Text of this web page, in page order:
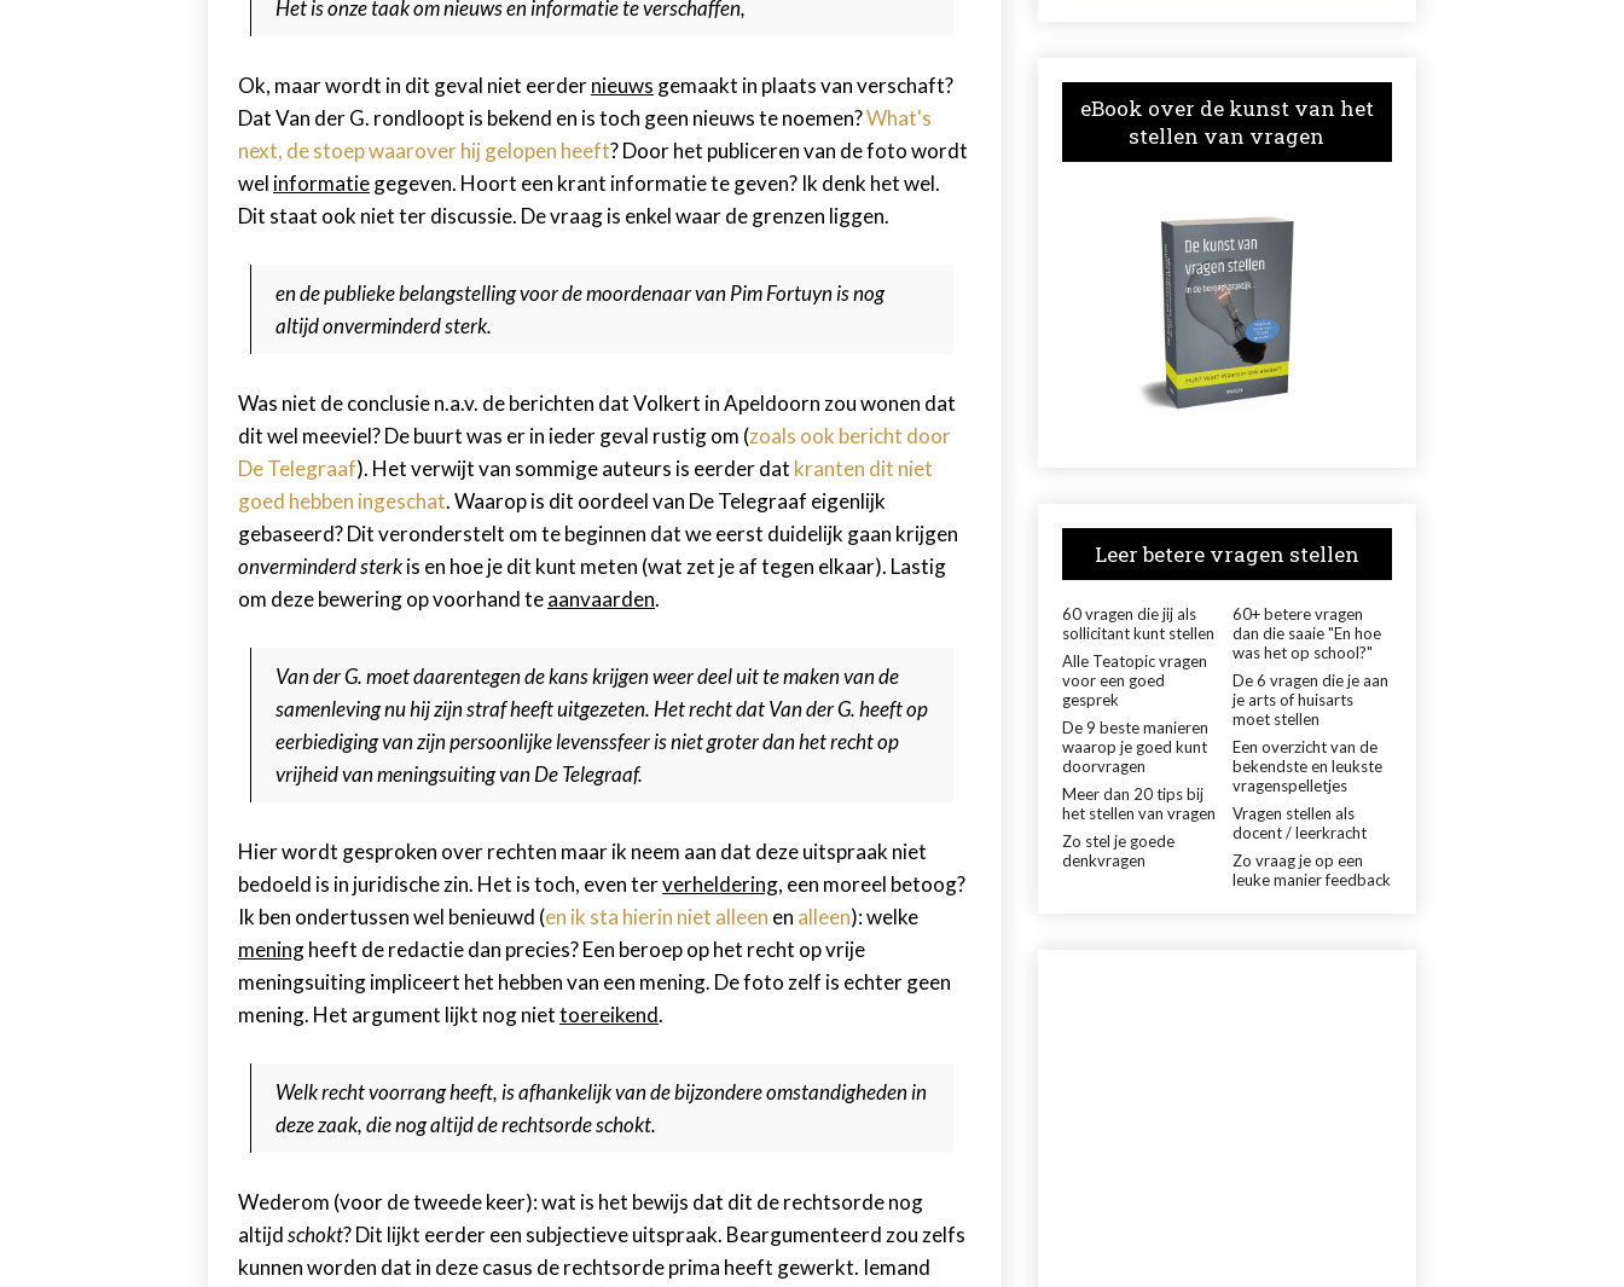
Het is onze taak om nieuws en informatie te verschaffen,
Ok, maar wordt in dit geval niet eerdernieuws gemaakt in plaats van verschaft?
Dat Van der G. rondloopt is bekend en is toch geen nieuws te noemen?What's
next, de stoep waarover hij gelopen heeft? Door het publiceren van de foto wordt
wel informatiegegeven. Hoort een krant informatie te geven? Ik denk het wel.
Dit staat ook niet ter discussie. De vraag is enkel waar de grenzen liggen.
en de publieke belangstelling voor de moordenaar van Pim Fortuyn is nog
altijd onverminderd sterk.
Was niet de conclusie n.a.v. de berichten dat Volkert in Apeldoorn zou wonen dat
dit wel meeviel? De buurt was er in ieder geval rustig om (zoals ook bericht door
De Telegraaf). Het verwijt van sommige auteurs is eerder dat kranten dit niet
goed hebben ingeschat. Waarop is dit oordeel van De Telegraaf eigenlijk
gebaseerd? Dit veronderstelt om te beginnen dat we eerst duidelijk gaan krijgen
onverminderd sterkis en hoe je dit kunt meten (wat zet je af tegen elkaar). Lastig
om deze bewering op voorhand teaanvaarden.
Van der G. moet daarentegen de kans krijgen weer deel uit te maken van de
samenleving nu hij zijn straf heeft uitgezeten. Het recht dat Van der G. heeft op
eerbiediging van zijn persoonlijke levenssfeer is niet groter dan het recht op
vrijheid van meningsuiting van De Telegraaf.
Hier wordt gesproken over rechten maar ik neem aan dat deze uitspraak niet
bedoeld is in juridische zin. Het is toch, even terverheldering, een moreel betoog?
Ik ben ondertussen wel benieuwd (en ik sta hierin niet alleen en alleen): welke
meningheeft de redactie dan precies? Een beroep op het recht op vrije
meningsuiting impliceert het hebben van een mening. De foto zelf is echter geen
mening. Het argument lijkt nog niettoereikend.
Welk recht voorrang heeft, is afhankelijk van de bijzondere omstandigheden in
deze zaak, die nog altijd de rechtsorde schokt.
Wederom (voor de tweede keer): wat is het bewijs dat dit de rechtsorde nog
altijdschokt? Dit lijkt eerder een subjectieve uitspraak. Beargumenteerd zou zelfs
kunnen worden dat in deze casus de rechtsorde prima heeft gewerkt. Iemand
eBook over de kunst van het
stellen van vragen
Leer betere vragen stellen
60 vragen die jij als
sollicitant kunt stellen
60+ betere vragen
dan die saaie "En hoe
was het op school?"
Alle Teatopic vragen
voor een goed
gesprek
De 6 vragen die je aan
je arts of huisarts
moet stellen
De 9 beste manieren
waarop je goed kunt
doorvragen
Een overzicht van de
bekendste en leukste
vragenspelletjes
Meer dan 20 tips bij
het stellen van vragen
Vragen stellen als
docent / leerkracht
Zo stel je goede
denkvragen
Zo vraag je op een
leuke manier feedback